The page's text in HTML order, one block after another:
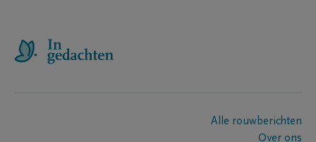
Alle rouwberichten
Over ons